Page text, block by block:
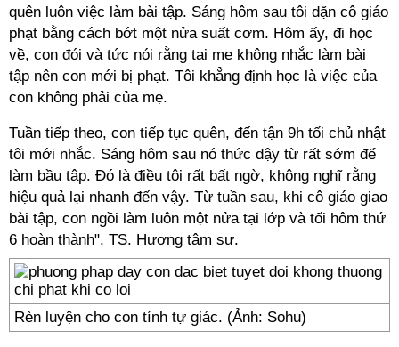
quên luôn việc làm bài tập. Sáng hôm sau tôi dặn cô giáo
phạt bằng cách bớt một nửa suất cơm. Hôm ấy, đi học
về, con đói và tức nói rằng tại mẹ không nhắc làm bài
tập nên con mới bị phạt. Tôi khẳng định học là việc của
con không phải của mẹ.
Tuần tiếp theo, con tiếp tục quên, đến tận 9h tối chủ nhật
tôi mới nhắc. Sáng hôm sau nó thức dậy từ rất sớm để
làm bầu tập. Đó là điều tôi rất bất ngờ, không nghĩ rằng
hiệu quả lại nhanh đến vậy. Từ tuần sau, khi cô giáo giao
bài tập, con ngồi làm luôn một nửa tại lớp và tối hôm thứ
6 hoàn thành", TS. Hương tâm sự.
Rèn luyện cho con tính tự giác. (Ảnh: Sohu)